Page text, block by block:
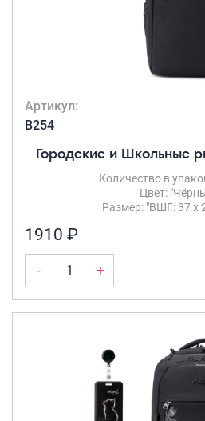
Артикул:
B254
Городские и Школьные
Количество в
Цвет:
Размер: "ВШГ: 37 х
1910 ₽
- +